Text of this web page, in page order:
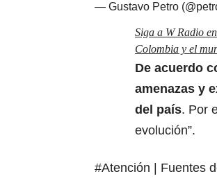
— Gustavo Petro
Siga a W Radio
Colombia y el
De acuerdo
amenazas y
del país. Por
evolución”.
#Atención | Fuentes